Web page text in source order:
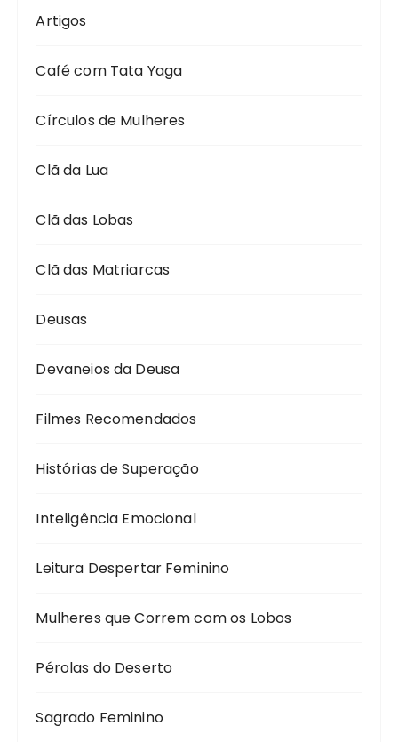
Artigos
Café com Tata Yaga
Círculos de Mulheres
Clã da Lua
Clã das Lobas
Clã das Matriarcas
Deusas
Devaneios da Deusa
Filmes Recomendados
Histórias de Superação
Inteligência Emocional
Leitura Despertar Feminino
Mulheres que Correm com os Lobos
Pérolas do Deserto
Sagrado Feminino